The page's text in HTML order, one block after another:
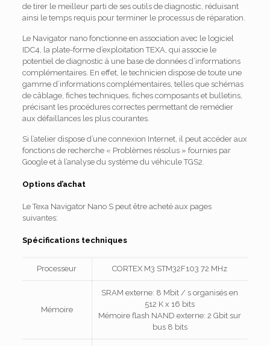
de tirer le meilleur parti de ses outils de diagnostic, réduisant
ainsi le temps requis pour terminer le processus de réparation.
Le Navigator nano fonctionne en association avec le logiciel
IDC4, la plate-forme d’exploitation TEXA, qui associe le
potentiel de diagnostic à une base de données d’informations
complémentaires. En effet, le technicien dispose de toute une
gamme d’informations complémentaires, telles que schémas
de câblage, fiches techniques, fiches composants et bulletins,
précisant les procédures correctes permettant de remédier
aux défaillances les plus courantes.
Si l’atelier dispose d’une connexion Internet, il peut accéder aux
fonctions de recherche « Problèmes résolus » fournies par
Google et à l’analyse du système du véhicule TGS2.
Options d’achat
Le Texa Navigator Nano S peut être acheté aux pages
suivantes:
Spécifications techniques
Processeur CORTEX M3 STM32F103 72 MHz
Mémoire
SRAM externe: 8 Mbit / s organisés en
512 K x 16 bits
Mémoire flash NAND externe: 2 Gbit sur
bus 8 bits